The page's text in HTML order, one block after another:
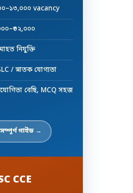
vacancy
নিযুক্তি
/ স্নাতক যোগ্যতা
বেছি, MCQ সহজ
গাইড →
CCE